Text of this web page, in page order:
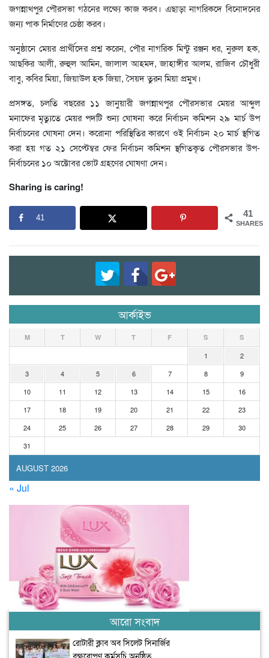
জগন্নাথপুর পৌরসভা গঠনের লক্ষ্যে কাজ করব। এছাড়া নাগরিকদে বিনোদনের
জন্য পাক নির্মাণের চেষ্ঠা করব।
অনুষ্ঠানে মেয়র প্রার্থীদের প্রশ্ন করেন, পৌর নাগরিক মিন্টু রঞ্জন ধর, নুরুল হক,
আছকির আলী, রুহুল আমিন, জালাল আহমদ, জাহাঙ্গীর আলম, রাজিব চৌধুরী
বাবু, কবির মিয়া, জিয়াউল হক জিয়া, সৈয়দ তুরন মিয়া প্রমুখ।
প্রসঙ্গত, চলতি বছরের ১১ জানুয়ারী জগন্নাথপুর পৌরসভার মেয়র আব্দুল
মনাফের মৃত্যুতে মেয়র পদটি শুন্য ঘোষনা করে নির্বাচন কমিশন ২৯ মার্চ উপ
নির্বাচনের ঘোষনা দেন। করোনা পরিস্থিতির কারণে ওই নির্বাচন ২০ মার্চ স্থগিত
করা হয় গত ২১ সেপ্টেম্বর ফের নির্বাচন কমিশন স্থগিতকৃত পৌরসভার উপ-
নির্বাচনের ১০ অক্টোবর ভোট গ্রহণের ঘোষণা দেন।
Sharing is caring!
41
SHARES
41
আর্কাইভ
AUGUST 2026
M T W T F S S
1
2
3
4 5 6 7 8
9
10
11 12 13 14 15
16
17
18 19 20 21 22
23
24
25 26 27 28 29
30
31
« Jul
আরো সংবাদ
রোটারী ক্লাব অব সিলেট সিনার্জির
বৃক্ষরোপণ কর্মসূচি অনুষ্ঠিত